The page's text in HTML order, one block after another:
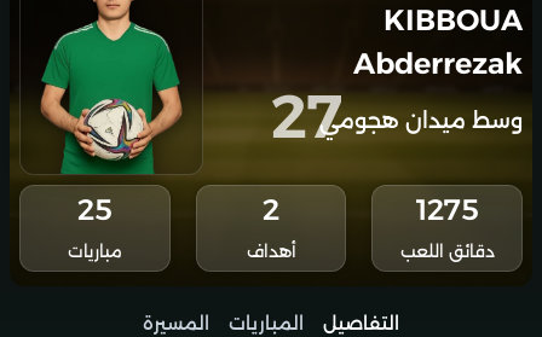
KIBBOUA
Abderrezak
وسط ميدان هجومي27
1275
دقائق اللعب
2
أهداف
25
مباريات
التفاصيل المباريات
المسيرة